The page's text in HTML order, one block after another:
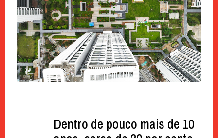
Dentro de pouco mais de 10